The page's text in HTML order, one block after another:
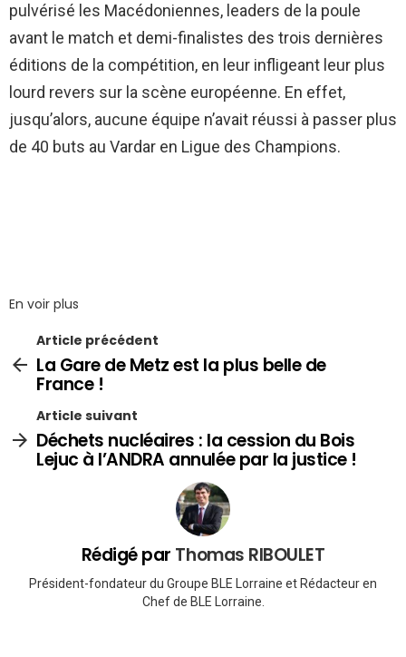
pulvérisé les Macédoniennes, leaders de la poule
avant le match et demi-finalistes des trois dernières
éditions de la compétition, en leur infligeant leur plus
lourd revers sur la scène européenne. En effet,
jusqu’alors, aucune équipe n’avait réussi à passer plus
de 40 buts au Vardar en Ligue des Champions.
En voir plus
Article précédent
La Gare de Metz est la plus belle de
France !
Article suivant
Déchets nucléaires : la cession du Bois
Lejuc à l’ANDRA annulée par la justice !
Rédigé par Thomas RIBOULET
Président-fondateur du Groupe BLE Lorraine et Rédacteur en
Chef de BLE Lorraine.